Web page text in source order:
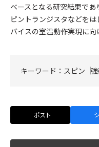
ベースとなる研究結果で
ピントランジスタなどを
バイスの室温動作実現に向
キーワード： スピン
ポスト